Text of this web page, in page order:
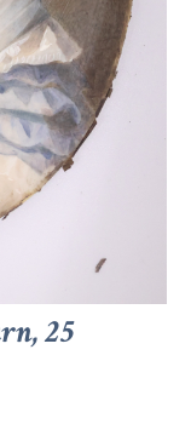
25